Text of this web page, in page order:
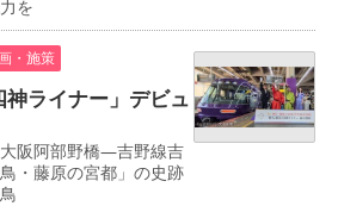
を
・施策
ライナー」デビュ
阪阿部野橋―吉野線吉
・藤原の宮都」の史跡